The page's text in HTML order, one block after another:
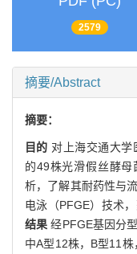
2579
摘要/Abstract
摘要：
目的 对上海交通大
的49株光滑假丝酵
析，了解其耐药性与流
电泳（PFGE）技术
结果经PFGE基因分
中A型12株，B型11